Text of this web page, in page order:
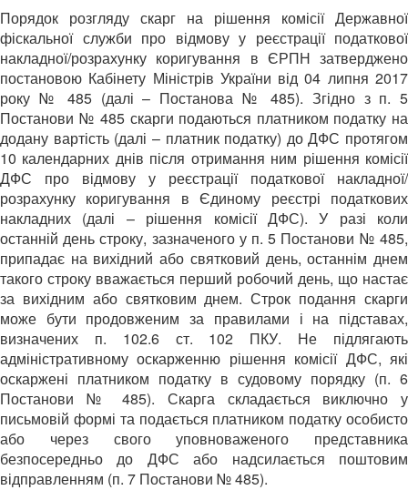
Порядок розгляду скарг на рішення комісії Державної
фіскальної служби про відмову у реєстрації податкової
накладної/розрахунку коригування в ЄРПН затверджено
постановою Кабінету Міністрів України від 04 липня 2017
року № 485 (далі – Постанова № 485). Згідно з п. 5
Постанови № 485 скарги подаються платником податку на
додану вартість (далі – платник податку) до ДФС протягом
10 календарних днів після отримання ним рішення комісії
ДФС про відмову у реєстрації податкової накладної/
розрахунку коригування в Єдиному реєстрі податкових
накладних (далі – рішення комісії ДФС). У разі коли
останній день строку, зазначеного у п. 5 Постанови № 485,
припадає на вихідний або святковий день, останнім днем
такого строку вважається перший робочий день, що настає
за вихідним або святковим днем. Строк подання скарги
може бути продовженим за правилами і на підставах,
визначених п. 102.6 ст. 102 ПКУ. Не підлягають
адміністративному оскарженню рішення комісії ДФС, які
оскаржені платником податку в судовому порядку (п. 6
Постанови № 485). Скарга складається виключно у
письмовій формі та подається платником податку особисто
або через свого уповноваженого представника
безпосередньо до ДФС або надсилається поштовим
відправленням (п. 7 Постанови № 485).